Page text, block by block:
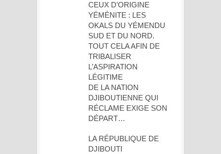
CEUX D’ORIGINE
YÉMÉNITE : LES
OKALS DU YÉMENDU
SUD ET DU NORD.
TOUT CELA AFIN DE
TRIBALISER
L’ASPIRATION
LÉGITIME
DE LA NATION
DJIBOUTIENNE QUI
RÉCLAME EXIGE SON
DÉPART…
LA RÉPUBLIQUE DE
DJIBOUTI